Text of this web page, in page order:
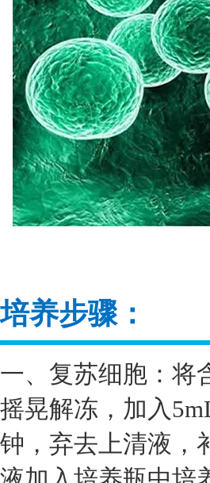
培养步骤：
一、复苏细胞：将
摇晃解冻，加入
钟，弃去上清液，